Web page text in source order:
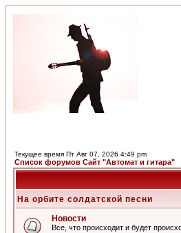
Текущее время Пт Авг 07, 2026 4:49 pm
Список форумов Сайт "Автомат и гитара"
На орбите солдатской песни
Новости
Все, что происходит и будет